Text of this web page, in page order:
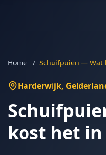
Home / Schuifpuien — Wat
Harderwijk,
kost het